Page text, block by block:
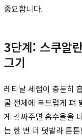
중요합니다.
3단계: 스쿠알
그기
레티날 세럼이 충분히
굴 전체에 부드럽게 펴
게 감싸주면 흡수율을
는 한 번 더 덧발라 튼